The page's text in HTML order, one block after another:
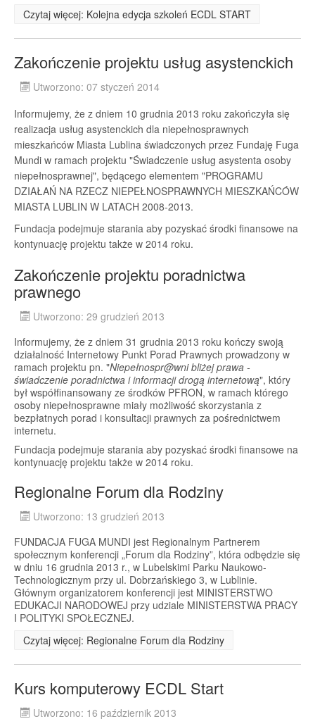
Czytaj więcej: Kolejna edycja szkoleń ECDL START
Zakończenie projektu usług asystenckich
Utworzono: 07 styczeń 2014
Informujemy, że z dniem 10 grudnia 2013 roku zakończyła się
realizacja usług asystenckich dla niepełnosprawnych
mieszkańców Miasta Lublina świadczonych przez Fundaję Fuga
Mundi w ramach projektu "Świadczenie usług asystenta osoby
niepełnosprawnej", będącego elementem "PROGRAMU
DZIAŁAŃ NA RZECZ NIEPEŁNOSPRAWNYCH MIESZKAŃCÓW
MIASTA LUBLIN W LATACH 2008-2013.
Fundacja podejmuje starania aby pozyskać środki finansowe na
kontynuację projektu także w 2014 roku.
Zakończenie projektu poradnictwa
prawnego
Utworzono: 29 grudzień 2013
Informujemy, że z dniem 31 grudnia 2013 roku kończy swoją
działalność Internetowy Punkt Porad Prawnych prowadzony w
ramach projektu pn. "Niepełnospr@wni bliżej prawa -
świadczenie poradnictwa i informacji drogą internetową", który
był współfinansowany ze środków PFRON, w ramach którego
osoby niepełnosprawne miały możliwość skorzystania z
bezpłatnych porad i konsultacji prawnych za pośrednictwem
internetu.
Fundacja podejmuje starania aby pozyskać środki finansowe na
kontynuację projektu także w 2014 roku.
Regionalne Forum dla Rodziny
Utworzono: 13 grudzień 2013
FUNDACJA FUGA MUNDI jest Regionalnym Partnerem
społecznym konferencji „Forum dla Rodziny”, która odbędzie się
w dniu 16 grudnia 2013 r., w Lubelskimi Parku Naukowo-
Technologicznym przy ul. Dobrzańskiego 3, w Lublinie.
Głównym organizatorem konferencji jest MINISTERSTWO
EDUKACJI NARODOWEJ przy udziale MINISTERSTWA PRACY
I POLITYKI SPOŁECZNEJ.
Czytaj więcej: Regionalne Forum dla Rodziny
Kurs komputerowy ECDL Start
Utworzono: 16 październik 2013